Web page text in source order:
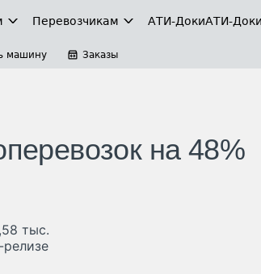
Перевозчикам АТИ-ДокиАТИ-
машину Заказы
на 48%
тыс.
релизе